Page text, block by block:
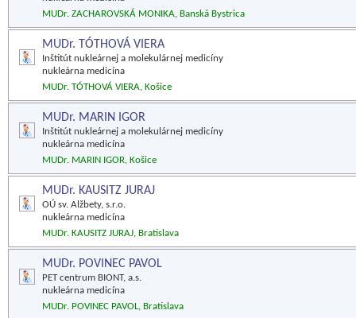
MUDr. ZACHAROVSKÁ MONIKA, Banská Bystrica
MUDr. TÓTHOVÁ VIERA
Inštitút nukleárnej a molekulárnej medicíny
nukleárna medicína
MUDr. TÓTHOVÁ VIERA, Košice
MUDr. MARIN IGOR
Inštitút nukleárnej a molekulárnej medicíny
nukleárna medicína
MUDr. MARIN IGOR, Košice
MUDr. KAUSITZ JURAJ
OÚ sv. Alžbety, s.r.o.
nukleárna medicína
MUDr. KAUSITZ JURAJ, Bratislava
MUDr. POVINEC PAVOL
PET centrum BIONT, a.s.
nukleárna medicína
MUDr. POVINEC PAVOL, Bratislava